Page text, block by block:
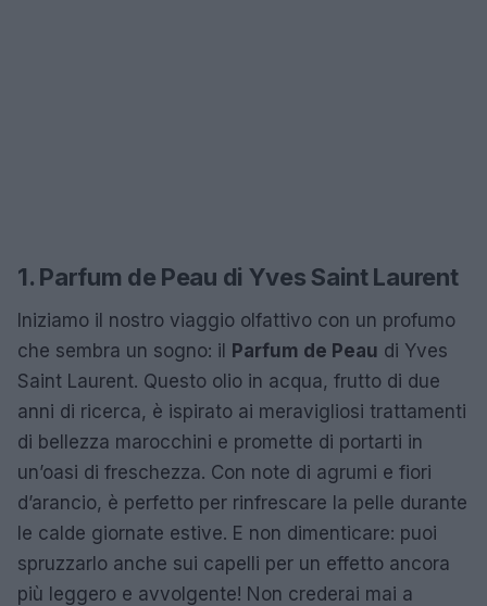
1. Parfum de Peau di Yves Saint Laurent
Iniziamo il nostro viaggio olfattivo con un profumo
che sembra un sogno: il Parfum de Peau di Yves
Saint Laurent. Questo olio in acqua, frutto di due
anni di ricerca, è ispirato ai meravigliosi trattamenti
di bellezza marocchini e promette di portarti in
un’oasi di freschezza. Con note di agrumi e fiori
d’arancio, è perfetto per rinfrescare la pelle durante
le calde giornate estive. E non dimenticare: puoi
spruzzarlo anche sui capelli per un effetto ancora
più leggero e avvolgente! Non crederai mai a